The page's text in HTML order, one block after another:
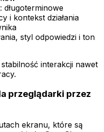
długoterminowe
i kontekst działania
styl odpowiedzi i ton
interakcji nawet
przeglądarki przez
ekranu, które są